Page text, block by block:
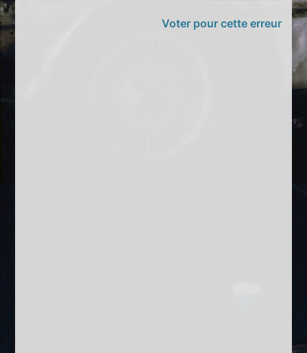
Voter pour cette erreur